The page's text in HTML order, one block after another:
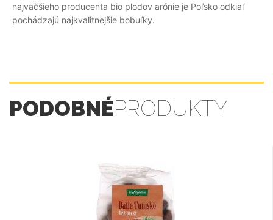
najväčšieho producenta bio plodov arónie je Poľsko odkiaľ
pochádzajú najkvalitnejšie bobuľky.
PODOBNÉPRODUKTY